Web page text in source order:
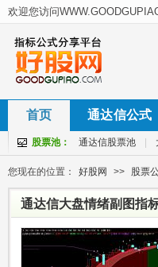
首页 通达信公式
股票池： 通达信股票池
您现在的位置： 好股网 >> 股票
通达信大盘情绪副图指